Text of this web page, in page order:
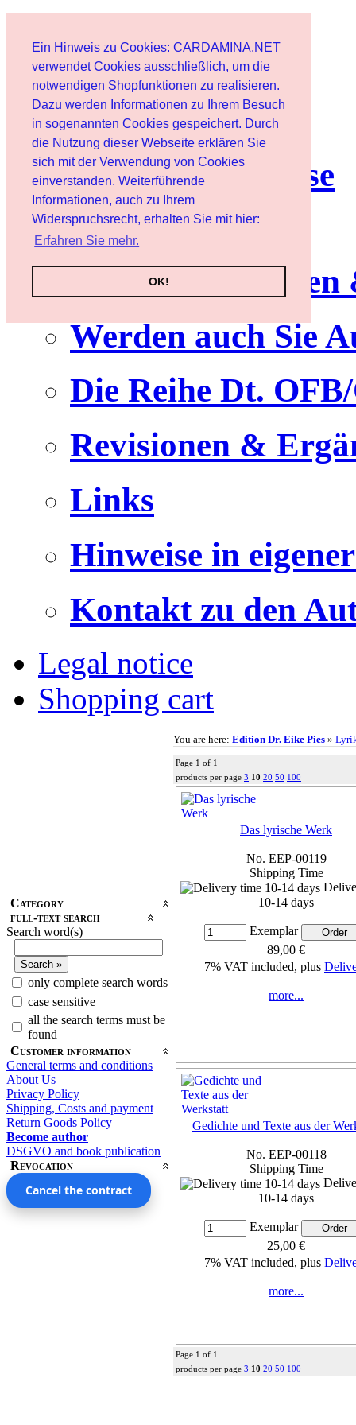
Ein Hinweis zu Cookies: CARDAMINA.NET
verwendet Cookies ausschließlich, um die
notwendigen Shopfunktionen zu realisieren.
Dazu werden Informationen zu Ihrem Besuch
in sogenannten Cookies gespeichert. Durch
die Nutzung dieser Webseite erklären Sie
sich mit der Verwendung von Cookies
einverstanden. Weiterführende
Informationen, auch zu Ihrem
Widerspruchsrecht, erhalten Sie mit hier:
Erfahren Sie mehr.
OK!
User
Newsletter
Nutzungshinweise
Service
Werden auch Sie
Die Reihe Dt.
Revisionen &
Links
Hinweise in
Kontakt zu den
Legal notice
Shopping cart
Category
full-text search
Search word(s)
only complete search words
case sensitive
all the search terms must be
found
Customer information
General terms and conditions
About Us
Privacy Policy
Shipping, Costs and payment
Return Goods Policy
Become author
DSGVO and book publication
Revocation
Cancel the contract
You are here: Edition Dr. Eike Pies »
Page 1 of 1
products per page 3 10 20 50 100
Das lyrische Werk
No. EEP-00119
Shipping Time
10-14 days
Exemplar
89,00 €
7% VAT included, plus
more...
Gedichte und Texte aus der
No. EEP-00118
Shipping Time
10-14 days
Exemplar
25,00 €
7% VAT included, plus
more...
Page 1 of 1
products per page 3 10 20 50 100